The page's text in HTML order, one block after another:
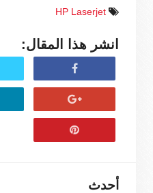
HP Laserjet
انشر هذا المقال:
أحدث